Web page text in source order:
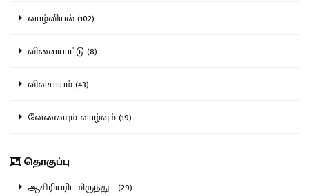
வாழ்வியல் (102)
விளையாட்டு (8)
விவசாயம் (43)
வேலையும் வாழ்வும் (19)
தொகுப்பு
ஆசிரியரிடமிருந்து... (29)